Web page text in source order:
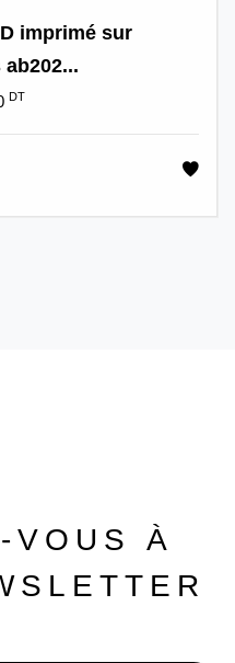
imprimé sur
ab202...
DT
VOUS À